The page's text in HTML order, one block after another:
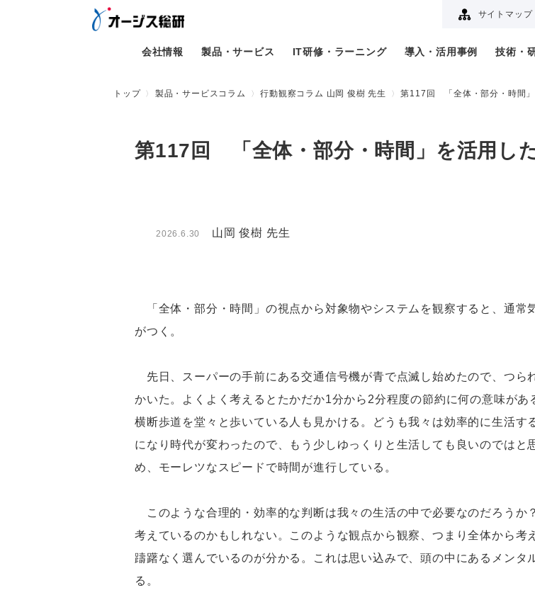
サイトマップ
会社情報 製品・サービス IT研修・ラーニング 導入・活用事例 技術・
トップ 製品・サービスコラム 行動観察コラム 山岡 俊樹 先生 第117回 「全体・部分・時間」
第117回 「全体・部分・時間」を活用し
2026.6.30 山岡 俊樹 先生
「全体・部分・時間」の視点から対象物やシステムを観察すると、通常
がつく。
先日、スーパーの手前にある交通信号機が青で点滅し始めたので、つら
かいた。よくよく考えるとたかだか1分から2分程度の節約に何の意味が
横断歩道を堂々と歩いている人も見かける。どうも我々は効率的に生活
になり時代が変わったので、もう少しゆっくりと生活しても良いのでは
め、モーレツなスピードで時間が進行している。
このような合理的・効率的な判断は我々の生活の中で必要なのだろうか
考えているのかもしれない。このような観点から観察、つまり全体から
躊躇なく選んでいるのが分かる。これは思い込みで、頭の中にあるメン
る。